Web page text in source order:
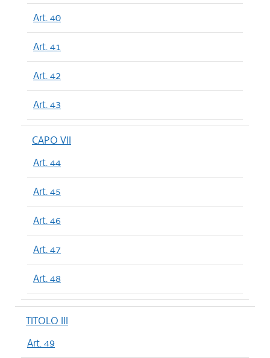
Art. 40
Art. 41
Art. 42
Art. 43
CAPO VII
Art. 44
Art. 45
Art. 46
Art. 47
Art. 48
TITOLO III
Art. 49